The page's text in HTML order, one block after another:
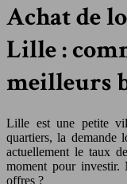
Achat de
Lille :
meilleurs
Lille est une petite
quartiers, la demande
actuellement le taux
moment pour investir.
offres ?